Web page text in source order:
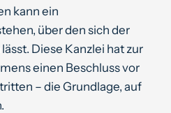
kann ein
über den sich der
Diese Kanzlei hat zur
einen Beschluss vor
– die Grundlage, auf